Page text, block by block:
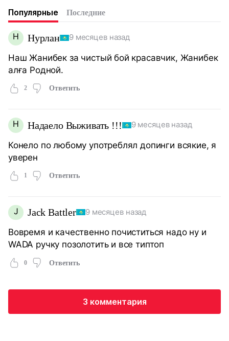
Популярные Последние
Н Нурлан 9 месяцев назад
Наш Жанибек за чистый бой красавчик, Жанибек
алға Родной.
2 Ответить
Н Надаело Выживать !!! 9 месяцев назад
Конело по любому употреблял допинги всякие, я
уверен
1 Ответить
J Jack Battler 9 месяцев назад
Вовремя и качественно почиститься надо ну и
WADA ручку позолотить и все типтоп
0 Ответить
3 комментария